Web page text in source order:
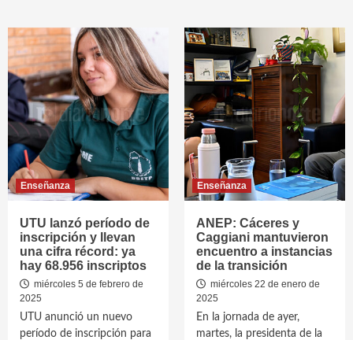
Enseñanza
UTU lanzó período de
inscripción y llevan
una cifra récord: ya
hay 68.956 inscriptos
miércoles 5 de febrero de
2025
UTU anunció un nuevo
período de inscripción para
Enseñanza
ANEP: Cáceres y
Caggiani mantuvieron
encuentro a instancias
de la transición
miércoles 22 de enero de
2025
En la jornada de ayer,
martes, la presidenta de la